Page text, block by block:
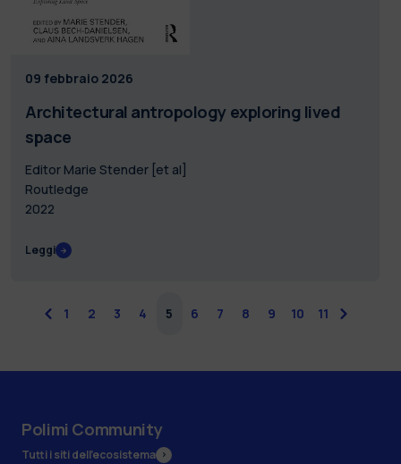
09 febbraio 2026
Architectural antropology exploring lived
space
Editor Marie Stender [et al]
Routledge
2022
Leggi
precedente
1 2 3 4 5 6 7 8 9 10 11
Polimi Community
Tutti i siti dell’ecosistema